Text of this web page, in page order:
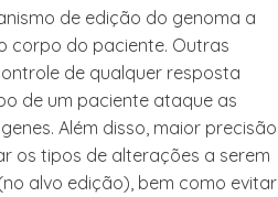
de edição do genoma a
corpo do paciente. Outras
de qualquer resposta
de um paciente ataque as
Além disso, maior precisão
os tipos de alterações a serem
alvo edição), bem como evitar